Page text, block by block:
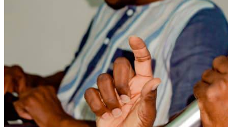
Forum portant sur les modalités et
opportunités de financement à destination
des OSC et OCB
Lire l'article